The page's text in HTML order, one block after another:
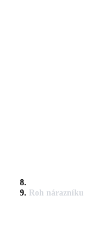
Roh nárazníku